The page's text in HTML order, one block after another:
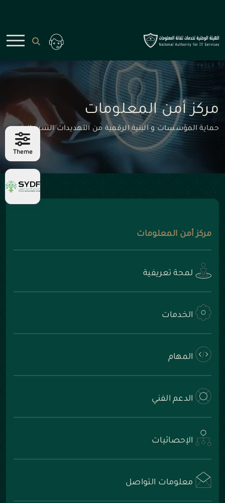
Theme
مركز أمن المعلومات
حماية المؤسسات و البنية الرقمية من التهديدات السيبرانية
مركز أمن المعلومات
لمحة تعريفية
الخدمات
المهام
الدعم الفني
الإحصائيات
معلومات التواصل